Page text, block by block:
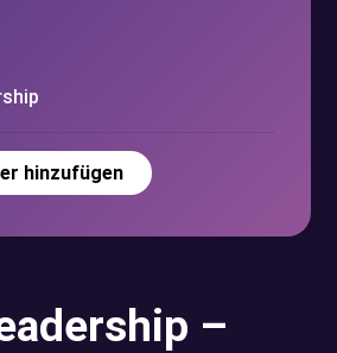
hinzufügen
–